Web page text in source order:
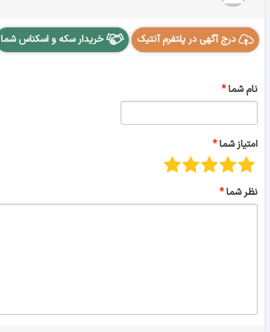
درج آگهی در پلتفرم آنتیک خریدار سکه و اسکناس شما
نام شما
امتیاز شما
نظر شما